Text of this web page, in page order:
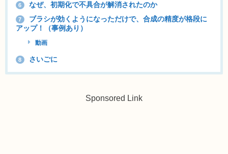
6 なぜ、初期化で不具合が解消されたのか
7
ブラシが効くようになっただけで、合成の精度が格段に
アップ！（事例あり）
動画
8 さいごに
Sponsored Link